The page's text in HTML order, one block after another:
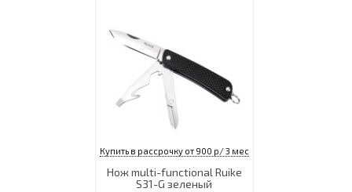
Купить в рассрочку от 900 р/ 3 мес
Нож multi-functional Ruike
S31-G зеленый